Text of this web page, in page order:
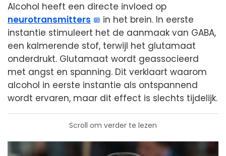
Alcohol heeft een directe invloed op
neurotransmitters
in het brein. In eerste
instantie stimuleert het de aanmaak van GABA,
een kalmerende stof, terwijl het glutamaat
onderdrukt. Glutamaat wordt geassocieerd
met angst en spanning. Dit verklaart waarom
alcohol in eerste instantie als ontspannend
wordt ervaren, maar dit effect is slechts tijdelijk.
Scroll om verder te lezen